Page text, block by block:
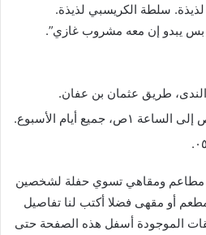
سلطة الكريسبي لذيذة.
يبدو إن معه مشروب غازي”.
طريق عثمان بن عفان.
مطاعم ومقاهي تسوي حفلة لشخصين
أو مقهى فضلا أكتب لنا تفاصيل
الموجودة أسفل هذه الصفحة حتى